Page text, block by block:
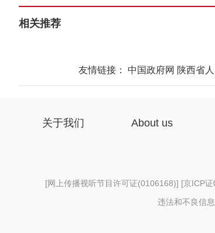
相关推荐
友情链接： 中国政府网 陕西省
关于我们 About us
[网上传播视听节目许可证(0106168)] [京ICP
违法和不良信